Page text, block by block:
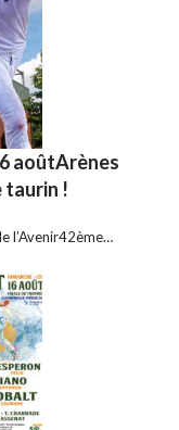
aoûtArènes
taurin !
l’Avenir42ème…